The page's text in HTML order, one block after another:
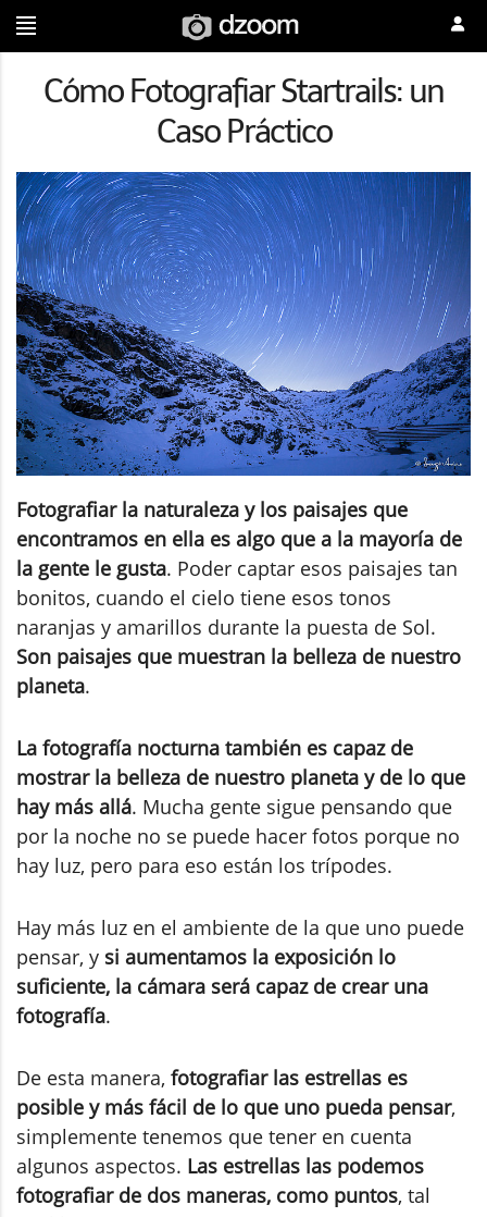
Cómo Fotografiar Startrails: un
Caso Práctico
Fotografiar la naturaleza y los paisajes que
encontramos en ella es algo que a la mayoría de
la gente le gusta. Poder captar esos paisajes tan
bonitos, cuando el cielo tiene esos tonos
naranjas y amarillos durante la puesta de Sol.
Son paisajes que muestran la belleza de nuestro
planeta.
La fotografía nocturna también es capaz de
mostrar la belleza de nuestro planeta y de lo que
hay más allá. Mucha gente sigue pensando que
por la noche no se puede hacer fotos porque no
hay luz, pero para eso están los trípodes.
Hay más luz en el ambiente de la que uno puede
pensar, y si aumentamos la exposición lo
suficiente, la cámara será capaz de crear una
fotografía.
De esta manera, fotografiar las estrellas es
posible y más fácil de lo que uno pueda pensar,
simplemente tenemos que tener en cuenta
algunos aspectos. Las estrellas las podemos
fotografiar de dos maneras, como puntos, tal